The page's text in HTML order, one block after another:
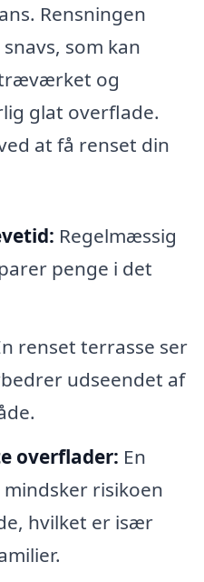
Rensningen
som kan
og
glat overflade.
at få renset din
Regelmæssig
penge i det
renset terrasse ser
udseendet af
overflader: En
risikoen
hvilket er især